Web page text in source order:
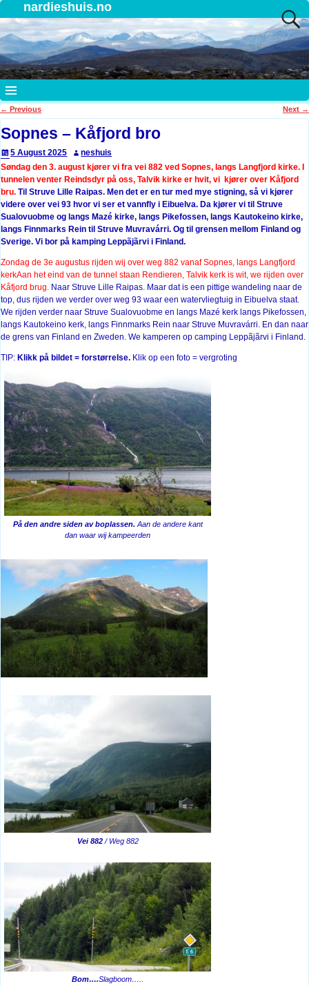
nardieshuis.no
Post navigation
← Previous Next →
Sopnes – Kåfjord bro
5 August 2025
neshuis
Søndag den 3. august kjører vi fra vei 882 ved Sopnes, langs Langfjord kirke. I
tunnelen venter Reindsdyr på oss, Talvik kirke er hvit, vi kjører over Kåfjord
bru. Til Struve Lille Raipas. Men det er en tur med mye stigning, så vi kjører
videre over vei 93 hvor vi ser et vannfly i Eibuelva. Da kjører vi til Struve
Sualovuobme og langs Mazé kirke, langs Pikefossen, langs Kautokeino kirke,
langs Finnmarks Rein til Struve Muvravárri. Og til grensen mellom Finland og
Sverige. Vi bor på kamping Leppãjãrvi i Finland.
Zondag de 3e augustus rijden wij over weg 882 vanaf Sopnes, langs Langfjord
kerkAan het eind van de tunnel staan Rendieren, Talvik kerk is wit, we rijden over
Kåfjord brug. Naar Struve Lille Raipas. Maar dat is een pittige wandeling naar de
top, dus rijden we verder over weg 93 waar een watervliegtuig in Eibuelva staat.
We rijden verder naar Struve Sualovuobme en langs Mazé kerk langs Pikefossen,
langs Kautokeino kerk, langs Finnmarks Rein naar Struve Muvravárri. En dan naar
de grens van Finland en Zweden. We kamperen op camping Leppãjãrvi i Finland.
TIP: Klikk på bildet = forstørrelse. Klik op een foto = vergroting
På den andre siden av boplassen. Aan de andere kant
dan waar wij kampeerden
Vei 882/ Weg 882
Bom….Slagboom…..